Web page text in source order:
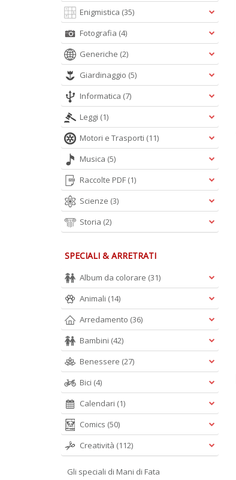
PUNTO CROCE N.2
+ Kit 20 Matassine
Digitale
2.90 €
PROFILO PUNTO CROCE N.1
Rivista + Kit 20 Matassine
Cartacea
5.90 € 2.90 €
Enigmistica (35)
Fotografia (4)
Generiche (2)
Giardinaggio (5)
Informatica (7)
Leggi (1)
Motori e Trasporti (11)
Musica (5)
Raccolte PDF (1)
Scienze (3)
Storia (2)
SPECIALI & ARRETRATI
Album da colorare (31)
Animali (14)
Arredamento (36)
Bambini (42)
Benessere (27)
Bici (4)
Calendari (1)
Comics (50)
Creatività (112)
Gli speciali di Mani di Fata